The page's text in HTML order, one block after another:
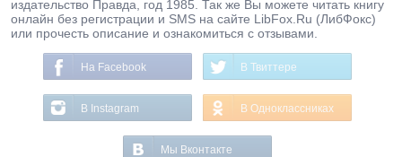
издательство Правда, год 1985. Так же Вы можете читать книгу
онлайн без регистрации и SMS на сайте LibFox.Ru (ЛибФокс)
или прочесть описание и ознакомиться с отзывами.
На Facebook В Твиттере
В Instagram В Одноклассниках
Мы Вконтакте